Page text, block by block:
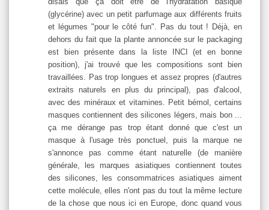
(glycérine) avec un petit parfumage aux différents fruits
et légumes "pour le côté fun". Pas du tout ! Déjà, en
dehors du fait que la plante annoncée sur le packaging
est bien présente dans la liste INCI (et en bonne
position), j'ai trouvé que les compositions sont bien
travaillées. Pas trop longues et assez propres (d'autres
extraits naturels en plus du principal), pas d'alcool,
avec des minéraux et vitamines. Petit bémol, certains
masques contiennent des silicones légers, mais bon ...
ça me dérange pas trop étant donné que c'est un
masque à l'usage très ponctuel, puis la marque ne
s'annonce pas comme étant naturelle (de manière
générale, les marques asiatiques contiennent toutes
des silicones, les consommatrices asiatiques aiment
cette molécule, elles n'ont pas du tout la même lecture
de la chose que nous ici en Europe, donc quand vous